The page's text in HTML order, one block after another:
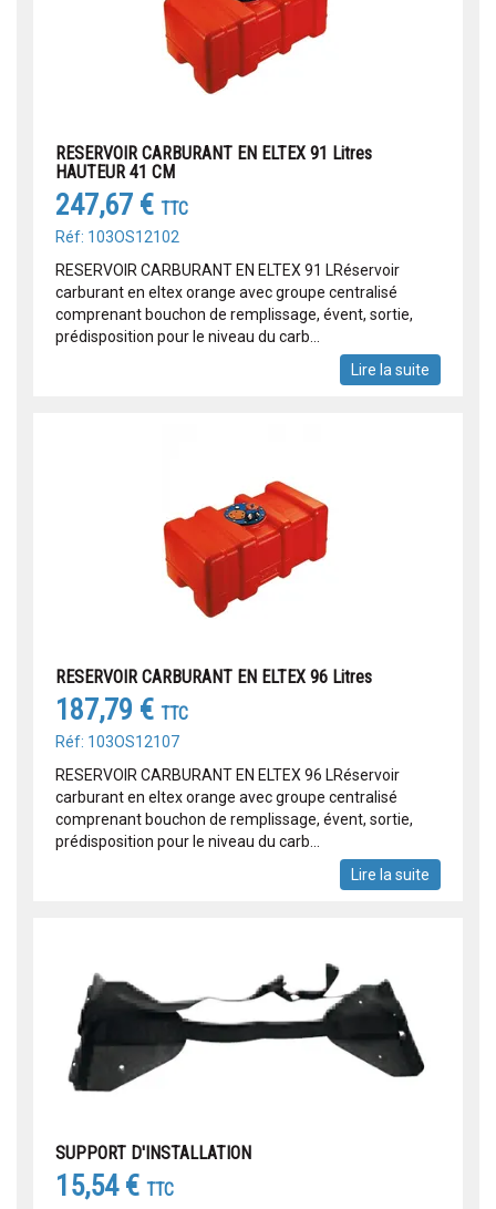
RESERVOIR CARBURANT EN ELTEX 91 Litres
HAUTEUR 41 CM
247,67 € TTC
Réf: 103OS12102
RESERVOIR CARBURANT EN ELTEX 91 LRéservoir
carburant en eltex orange avec groupe centralisé
comprenant bouchon de remplissage, évent, sortie,
prédisposition pour le niveau du carb...
Lire la suite
RESERVOIR CARBURANT EN ELTEX 96 Litres
187,79 € TTC
Réf: 103OS12107
RESERVOIR CARBURANT EN ELTEX 96 LRéservoir
carburant en eltex orange avec groupe centralisé
comprenant bouchon de remplissage, évent, sortie,
prédisposition pour le niveau du carb...
Lire la suite
SUPPORT D'INSTALLATION
15,54 € TTC